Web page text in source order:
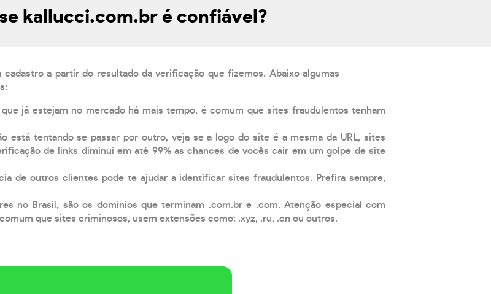
kallucci.com.br é confiável?
cadastro a partir do resultado da verificação que fizemos. Abaixo algumas
já estejam no mercado há mais tempo, é comum que sites fraudulentos tenham
está tentando se passar por outro, veja se a logo do site é a mesma da URL, sites
de links diminui em até 99% as chances de vocês cair em um golpe de site
de outros clientes pode te ajudar a identificar sites fraudulentos. Prefira sempre,
no Brasil, são os domínios que terminam .com.br e .com. Atenção especial com
que sites criminosos, usem extensões como: .xyz, .ru, .cn ou outros.